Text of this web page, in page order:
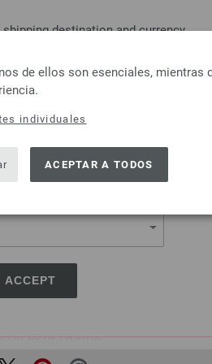
destination and currency.
ACCEPT
de ellos son esenciales, mientras
individuales
ACEPTAR A TODOS
Lana Grossa
Longitud: aprox. 125 m /
Grosor de las agujas: 4
3,28 €RRP:
ESTA PÁGINA